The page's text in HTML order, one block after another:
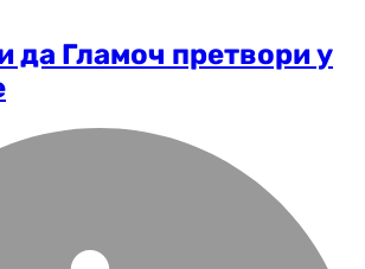
да Гламоч претвори у